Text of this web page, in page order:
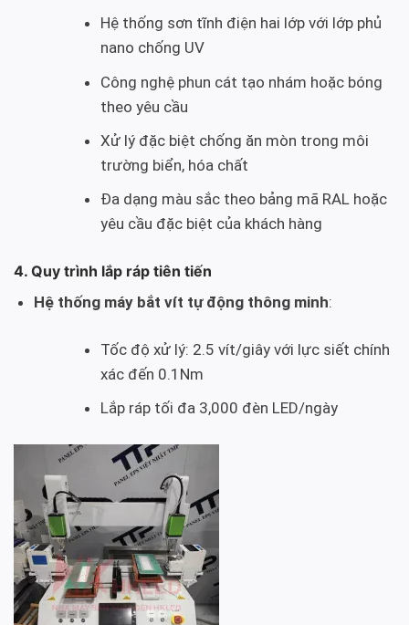
Hệ thống sơn tĩnh điện hai lớp với lớp phủ
nano chống UV
Công nghệ phun cát tạo nhám hoặc bóng
theo yêu cầu
Xử lý đặc biệt chống ăn mòn trong môi
trường biển, hóa chất
Đa dạng màu sắc theo bảng mã RAL hoặc
yêu cầu đặc biệt của khách hàng
4. Quy trình lắp ráp tiên tiến
Hệ thống máy bắt vít tự động thông minh:
Tốc độ xử lý: 2.5 vít/giây với lực siết chính
xác đến 0.1Nm
Lắp ráp tối đa 3,000 đèn LED/ngày